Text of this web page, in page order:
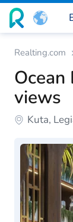
Realting.com
views
Kuta,